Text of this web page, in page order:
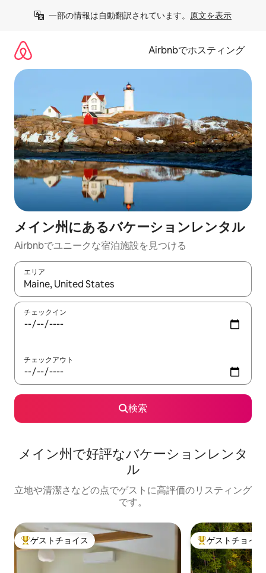
一部の情報は自動翻訳されています。 原文を表示
Airbnbでホスティング
メイン州にあるバケーションレンタル
Airbnbでユニークな宿泊施設を見つける
エリア
検索結果が表示されたら、上下の矢印キーを使って移動するか
チェックイン
チェックアウト
検索
メイン州で好評なバケーションレンタ
ル
立地や清潔さなどの点でゲストに高評価のリスティング
です。
大好評のゲストチョイスです。
ゲストチョイス 大好評のゲスト
ゲストチョイス